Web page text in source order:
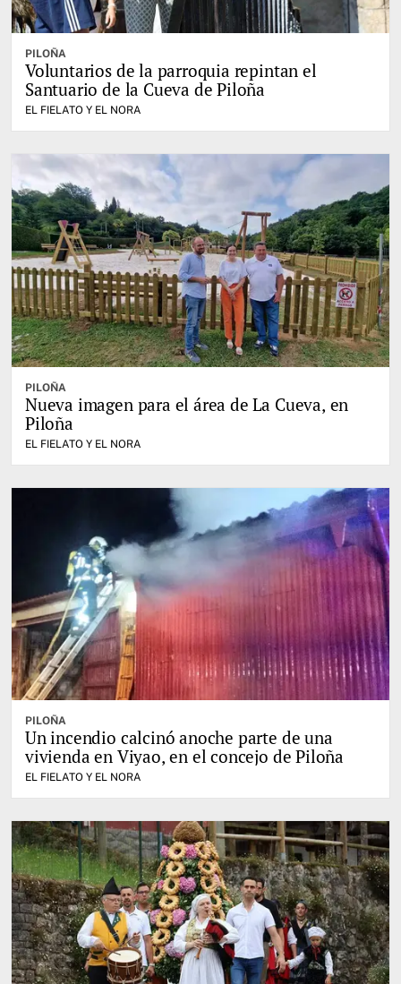
PILOÑA
Voluntarios de la parroquia repintan el
Santuario de la Cueva de Piloña
EL FIELATO Y EL NORA
PILOÑA
Nueva imagen para el área de La Cueva, en
Piloña
EL FIELATO Y EL NORA
PILOÑA
Un incendio calcinó anoche parte de una
vivienda en Viyao, en el concejo de Piloña
EL FIELATO Y EL NORA